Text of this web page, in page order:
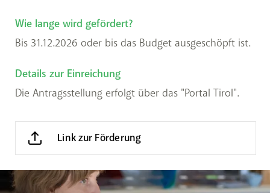
Wie lange wird gefördert?
Bis 31.12.2026 oder bis das Budget ausgeschöpft ist.
Details zur Einreichung
Die Antragsstellung erfolgt über das "Portal Tirol".
Link zur Förderung